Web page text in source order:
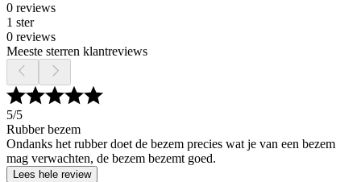
0 reviews
1 ster
0 reviews
Meeste sterren klantreviews
5/5
Rubber bezem
Ondanks het rubber doet de bezem precies wat je van een bezem
mag verwachten, de bezem bezemt goed.
Lees hele review